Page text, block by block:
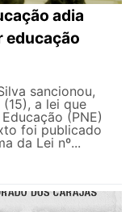
adia
educação
sancionou,
a lei que
(PNE)
foi publicado
da Lei nº...